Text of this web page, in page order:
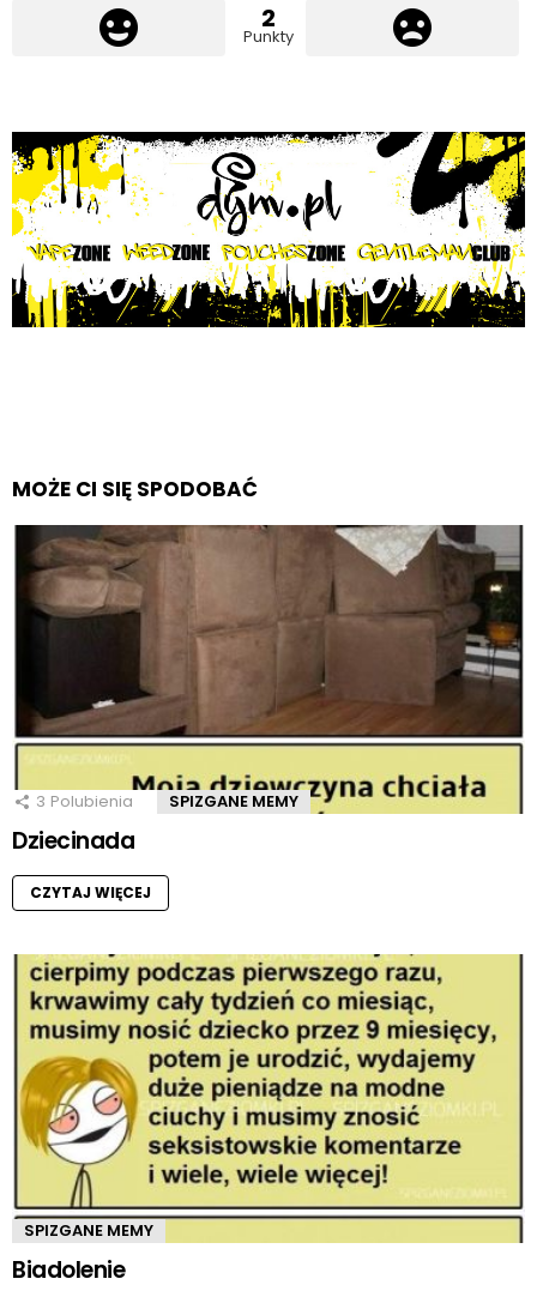
2
Punkty
MOŻE CI SIĘ SPODOBAĆ
3 Polubienia SPIZGANE MEMY
Dziecinada
CZYTAJ WIĘCEJ
SPIZGANE MEMY
Biadolenie